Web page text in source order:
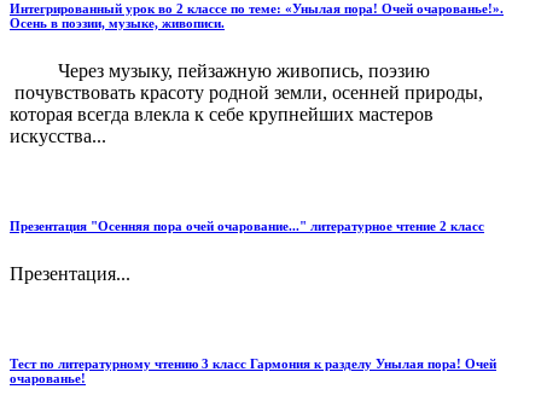
Интегрированный урок во 2 классе по теме: «Унылая пора! Очей очарованье!».
Осень в поэзии, музыке, живописи.
Через музыку, пейзажную живопись, поэзию
почувствовать красоту родной земли, осенней природы,
которая всегда влекла к себе крупнейших мастеров
искусства...
Презентация "Осенняя пора очей очарование..." литературное чтение 2 класс
Презентация...
Тест по литературному чтению 3 класс Гармония к разделу Унылая пора! Очей
очарованье!